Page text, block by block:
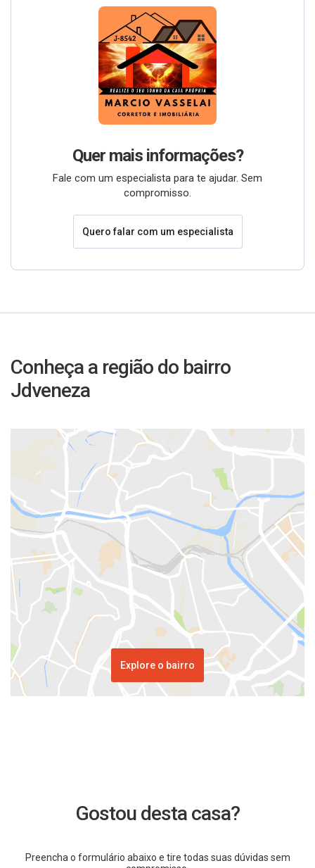
Quer mais informações?
Fale com um especialista para te ajudar. Sem
compromisso.
Quero falar com um especialista
Conheça a região do bairro
Jdveneza
Explore o bairro
Gostou desta casa?
Preencha o formulário abaixo e tire todas suas dúvidas sem